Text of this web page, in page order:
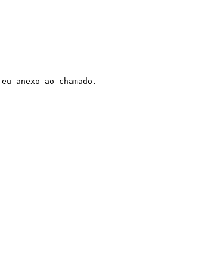
anexo ao chamado.